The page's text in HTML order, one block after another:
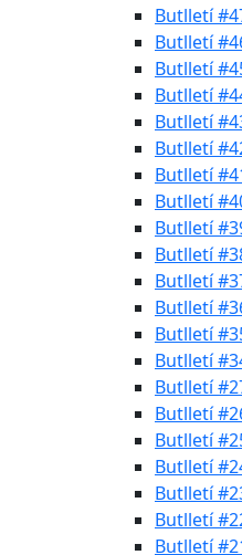
Butlletí
Butlletí
Butlletí
Butlletí
Butlletí
Butlletí
Butlletí
Butlletí
Butlletí
Butlletí
Butlletí
Butlletí
Butlletí
Butlletí
Butlletí
Butlletí
Butlletí
Butlletí
Butlletí
Butlletí
Butlletí